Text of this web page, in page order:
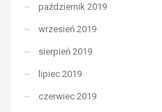
październik 2019
wrzesień 2019
sierpień 2019
lipiec 2019
czerwiec 2019